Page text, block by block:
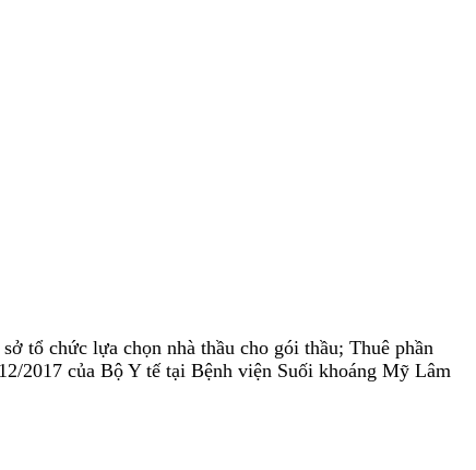
tổ chức lựa chọn nhà thầu cho gói thầu; Thuê phần
2017 của Bộ Y tế tại Bệnh viện Suối khoáng Mỹ Lâm